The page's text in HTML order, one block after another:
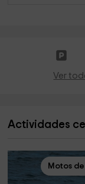
Ver
Actividades
Motos